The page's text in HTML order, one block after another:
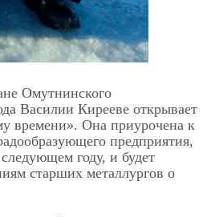
Омутнинского
Василии Кирееве открывает
времени». Она приурочена к
предприятия,
году, и будет
старших металлургов о